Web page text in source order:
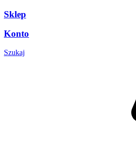
Sklep
Konto
Szukaj